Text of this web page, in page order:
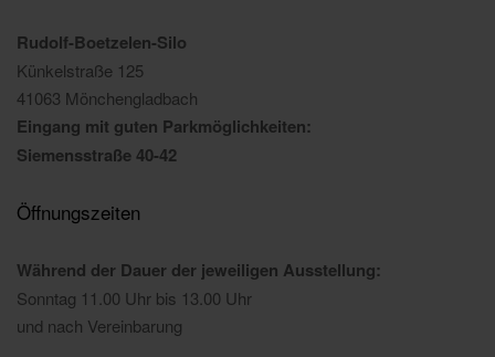
Rudolf-Boetzelen-Silo
Künkelstraße 125
41063 Mönchengladbach
Eingang mit guten Parkmöglichkeiten:
Siemensstraße 40-42
Öffnungszeiten
Während der Dauer der jeweiligen Ausstellung:
Sonntag 11.00 Uhr bis 13.00 Uhr
und nach Vereinbarung